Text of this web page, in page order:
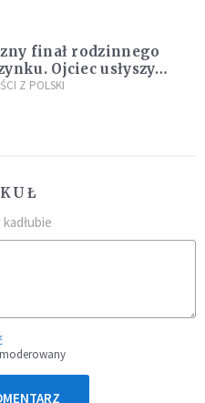
finał rodzinnego
Ojciec usłyszy
Z POLSKI